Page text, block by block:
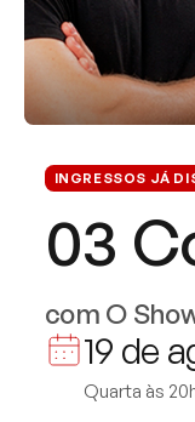
INGRESSOS JÁ
03
com O
19 de
Quarta às